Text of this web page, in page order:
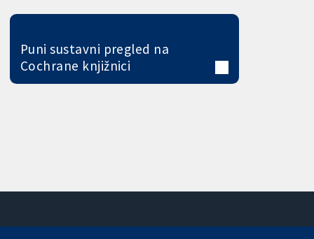
Puni sustavni pregled na
Cochrane knjižnici